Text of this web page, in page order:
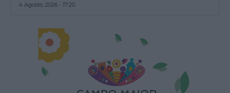
4 Agosto, 2026 - 17:20